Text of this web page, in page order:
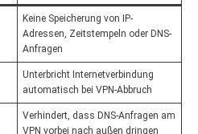
Keine Speicherung von IP-
Adressen, Zeitstempeln oder DNS-
Anfragen
Unterbricht Internetverbindung
automatisch bei VPN-Abbruch
Verhindert, dass DNS-Anfragen am
VPN vorbei nach außen dringen